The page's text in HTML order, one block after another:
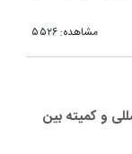
مشاهده: ۵۵۲۶
و کمیته بین